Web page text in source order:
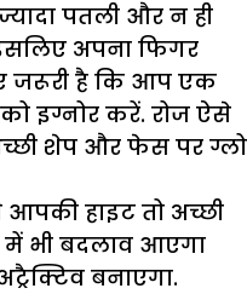
पतली और न ही
अपना फिगर
जरूरी है कि आप एक
इग्नोर करें. रोज ऐसे
शेप और फेस पर ग्लो
हाइट तो अच्छी
भी बदलाव आएगा
बनाएगा.